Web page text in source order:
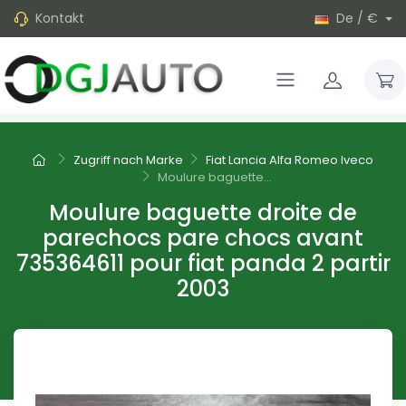
Kontakt De / €
Zugriff nach Marke
Fiat Lancia Alfa Romeo Iveco
Moulure baguette...
Moulure baguette droite de
parechocs pare chocs avant
735364611 pour fiat panda 2 partir
2003